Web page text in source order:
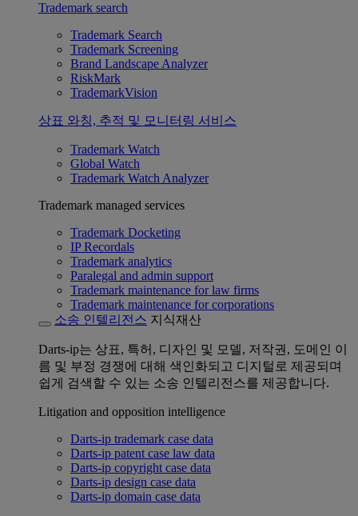
Trademark search
Trademark Search
Trademark Screening
Brand Landscape Analyzer
RiskMark
TrademarkVision
상표 와칭, 추적 및 모니터링 서비스
Trademark Watch
Global Watch
Trademark Watch Analyzer
Trademark managed services
Trademark Docketing
IP Recordals
Trademark analytics
Paralegal and admin support
Trademark maintenance for law firms
Trademark maintenance for corporations
소송 인텔리전스 지식재산
Darts-ip는 상표, 특허, 디자인 및 모델, 저작권, 도메인 이
름 및 부정 경쟁에 대해 색인화되고 디지털로 제공되며
쉽게 검색할 수 있는 소송 인텔리전스를 제공합니다.
Litigation and opposition intelligence
Darts-ip trademark case data
Darts-ip patent case law data
Darts-ip copyright case data
Darts-ip design case data
Darts-ip domain case data